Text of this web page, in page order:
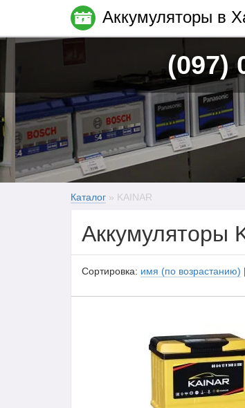
(097)
Каталог » KAINAR
Аккумуляторы
Сортировка: имя (по возрастанию) |
Аккумуляторы в